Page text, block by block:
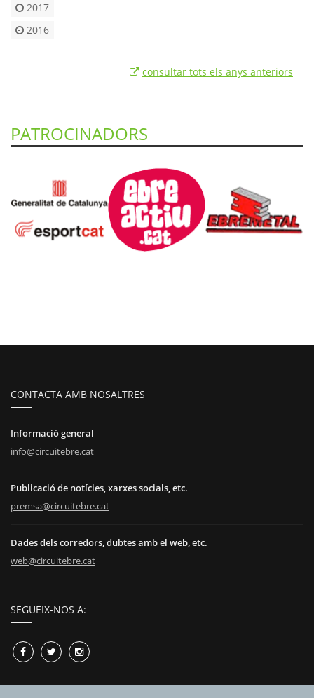
2017
2016
consultar tots els anys anteriors
PATROCINADORS
CONTACTA AMB NOSALTRES
Informació general
info@circuitebre.cat
Publicació de notícies, xarxes socials, etc.
premsa@circuitebre.cat
Dades dels corredors, dubtes amb el web, etc.
web@circuitebre.cat
SEGUEIX-NOS A: